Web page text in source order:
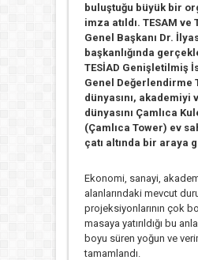
buluştuğu büyük bir
imza atıldı. TESAM ve
Genel Başkanı Dr.
başkanlığında
TESİAD Genişletilmiş
Genel Değerlendirme
dünyasını, akademiyi
dünyasını Çamlıca
(Çamlıca Tower) ev
çatı altında bir araya
Ekonomi, sanayi,
alanlarındaki mevcut
projeksiyonlarının çok
masaya yatırıldığı bu
boyu süren yoğun ve
tamamlandı.